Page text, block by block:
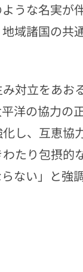
うな名実が
域諸国の共
対立をあお
洋の協力の
し、互恵協
たり包摂的
ない」と強